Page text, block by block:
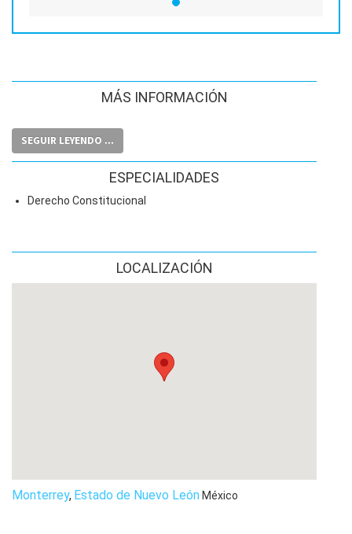
MÁS INFORMACIÓN
SEGUIR LEYENDO ...
ESPECIALIDADES
Derecho Constitucional
LOCALIZACIÓN
Monterrey, Estado de Nuevo León México